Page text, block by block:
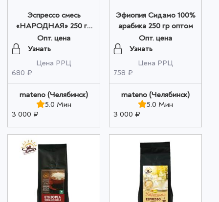
Эспрессо смесь
«НАРОДНАЯ» 250 гр
оптом
Опт. цена
Узнать
Цена РРЦ
680 ₽
mateno (Челябинск)
5.0 Мин
3 000 ₽
Эфиопия Сидамо 100%
арабика 250 гр оптом
Опт. цена
Узнать
Цена РРЦ
758 ₽
mateno (Челябинск)
5.0 Мин
3 000 ₽